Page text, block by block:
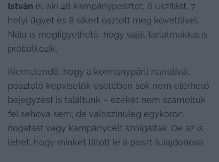
István is, aki 48 kampányposztot, 6 uszítást, 7
helyi ügyet és 8 sikert osztott meg követőivel.
Nála is megfigyelhető, hogy saját tartalmakkal is
próbálkozik.
Kiemelendő, hogy a kormánypárti narratívát
posztoló képviselők esetében sok nem elérhető
bejegyzést is találtunk – ezeket nem számoltuk
fel sehová sem, de valószínűleg egykoron
riogatást vagy kampánycélt szolgáltak. De az is
lehet, hogy minket tiltott le a poszt tulajdonosa.